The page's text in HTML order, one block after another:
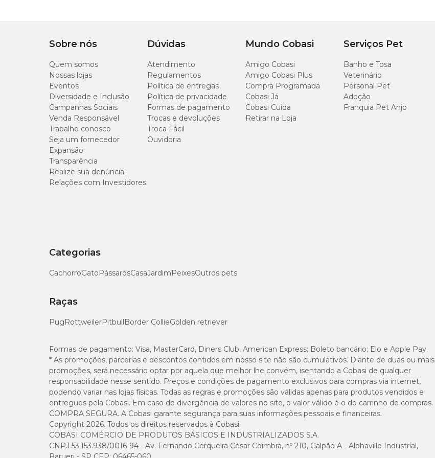
Sobre nós
Quem somos
Nossas lojas
Eventos
Diversidade e Inclusão
Campanhas Sociais
Venda Responsável
Trabalhe conosco
Seja um fornecedor
Expansão
Transparência
Realize sua denúncia
Relações com Investidores
Dúvidas
Atendimento
Regulamentos
Política de entregas
Política de privacidade
Formas de pagamento
Trocas e devoluções
Troca Fácil
Ouvidoria
Mundo Cobasi
Amigo Cobasi
Amigo Cobasi Plus
Compra Programada
Cobasi Já
Cobasi Cuida
Retirar na Loja
Serviços Pet
Banho e Tosa
Veterinário
Personal Pet
Adoção
Franquia Pet Anjo
Categorias
CachorroGatoPássarosCasaJardimPeixesOutros pets
Raças
PugRottweilerPitbullBorder CollieGolden retriever
Formas de pagamento: Visa, MasterCard, Diners Club, American Express; Boleto bancário; Elo e Apple Pay.
* As promoções, parcerias e descontos contidos em nosso site não são cumulativos. Diante de duas ou mais
promoções, será necessário optar por aquela que melhor lhe convém, isentando a Cobasi de qualquer
responsabilidade nesse sentido. Preços e condições de pagamento exclusivos para compras via internet,
podendo variar nas lojas físicas. Todas as regras e promoções são válidas apenas para produtos vendidos e
entregues pela Cobasi. Em caso de divergência de valores no site, o valor válido é o do carrinho de compras.
COMPRA SEGURA. A Cobasi garante segurança para suas informações pessoais e financeiras.
Copyright 2026. Todos os direitos reservados à Cobasi.
COBASI COMÉRCIO DE PRODUTOS BÁSICOS E INDUSTRIALIZADOS S.A.
CNPJ 53.153.938/0016-94 - Av. Fernando Cerqueira César Coimbra, nº 210, Galpão A - Alphaville Industrial,